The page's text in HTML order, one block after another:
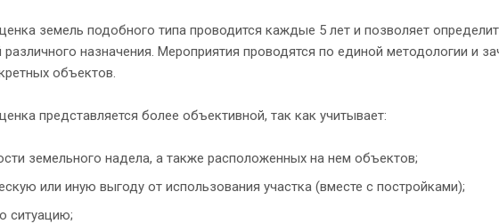
земель подобного типа проводится каждые 5 лет и позволяет
различного назначения. Мероприятия проводятся по единой методологии и
объектов.
представляется более объективной, так как учитывает:
земельного надела, а также расположенных на нем объектов;
или иную выгоду от использования участка (вместе с постройками);
ситуацию;